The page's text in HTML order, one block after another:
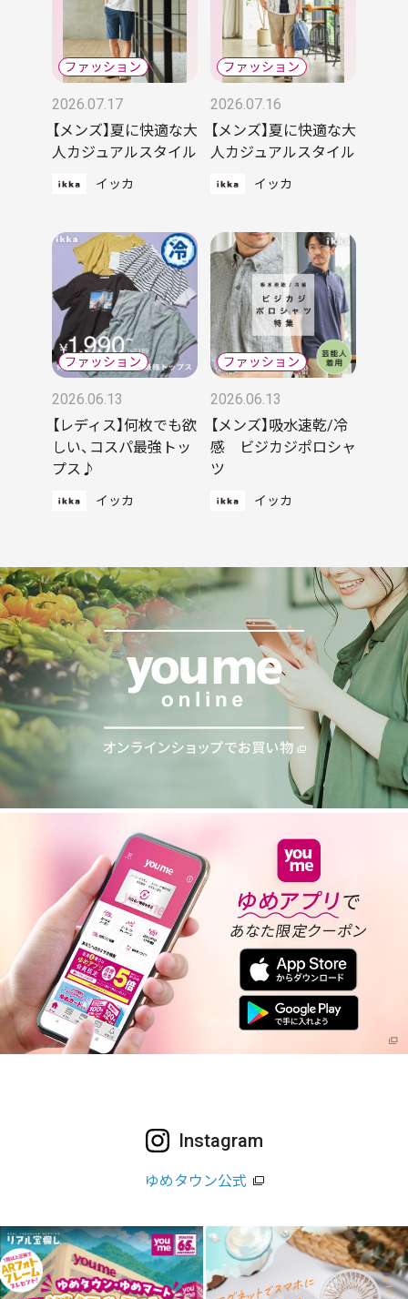
2026.07.17
【メンズ】夏に快適な大
人カジュアルスタイル
イッカ
2026.07.16
【メンズ】夏に快適な大
人カジュアルスタイル
イッカ
2026.06.13
【レディス】何枚でも欲
しい、コスパ最強トッ
プス♪
イッカ
2026.06.13
【メンズ】吸水速乾/冷
感 ビジカジポロシャ
ツ
イッカ
Instagram
ゆめタウン公式